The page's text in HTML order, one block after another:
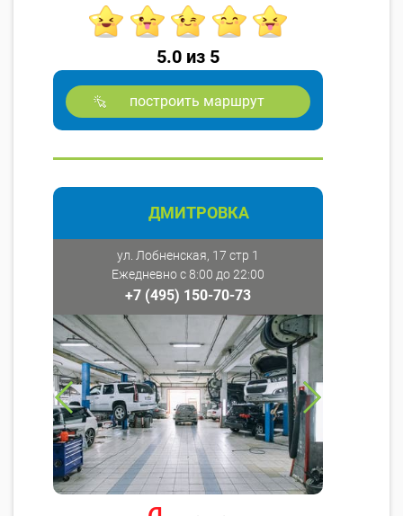
5.0 из 5
построить маршрут
ДМИТРОВКА
ул. Лобненская, 17 стр 1
Ежедневно с 8:00 до 22:00
+7 (495) 150-70-73